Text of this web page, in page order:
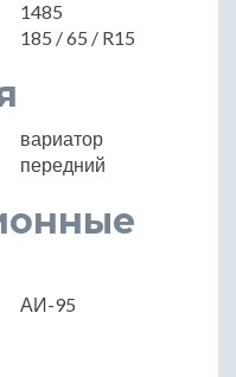
1485
185 / 65 / R15
вариатор
передний
АИ-95